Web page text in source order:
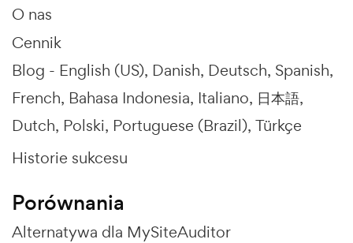
O nas
Cennik
Blog - English (US) Danish Deutsch Spanish
French Bahasa Indonesia Italiano 日本語
Dutch Polski Portuguese (Brazil) Türkçe
Historie sukcesu
Porównania
Alternatywa dla MySiteAuditor